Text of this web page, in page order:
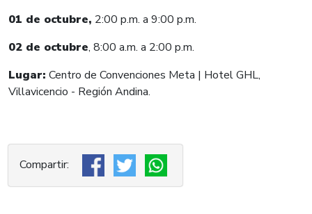
01 de octubre, 2:00 p.m. a 9:00 p.m.
02 de octubre, 8:00 a.m. a 2:00 p.m.
Lugar: Centro de Convenciones Meta | Hotel GHL,
Villavicencio - Región Andina.